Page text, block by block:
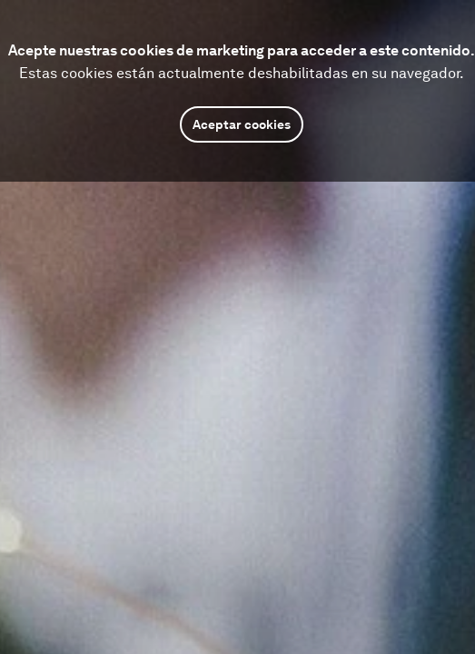
Acepte nuestras cookies de marketing para acceder a este contenido.
Estas cookies están actualmente deshabilitadas en su navegador.
Aceptar cookies